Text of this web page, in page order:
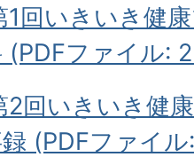
回いきいき健
(PDFファイル:
2回いきいき健
(PDFファイ